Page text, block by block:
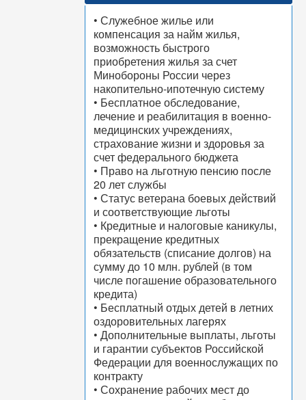
• Служебное жилье или
компенсация за найм жилья,
возможность быстрого
приобретения жилья за счет
Минобороны России через
накопительно-ипотечную систему
• Бесплатное обследование,
лечение и реабилитация в военно-
медицинских учреждениях,
страхование жизни и здоровья за
счет федерального бюджета
• Право на льготную пенсию после
20 лет службы
• Статус ветерана боевых действий
и соответствующие льготы
• Кредитные и налоговые каникулы,
прекращение кредитных
обязательств (списание долгов) на
сумму до 10 млн. рублей (в том
числе погашение образовательного
кредита)
• Бесплатный отдых детей в летних
оздоровительных лагерях
• Дополнительные выплаты, льготы
и гарантии субъектов Российской
Федерации для военнослужащих по
контракту
• Сохранение рабочих мест до